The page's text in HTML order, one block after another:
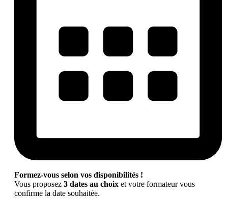
Formez-vous selon vos disponibilités !
Vous proposez 3 dates au choix et votre formateur vous
confirme la date souhaitée.